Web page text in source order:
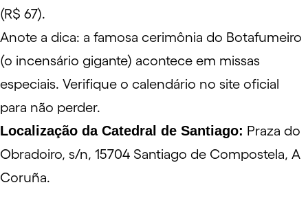
(R$ 67).
Anote a dica: a famosa cerimônia do Botafumeiro
(o incensário gigante) acontece em missas
especiais. Verifique o calendário no site oficial
para não perder.
Localização da Catedral de Santiago: Praza do
Obradoiro, s/n, 15704 Santiago de Compostela, A
Coruña.